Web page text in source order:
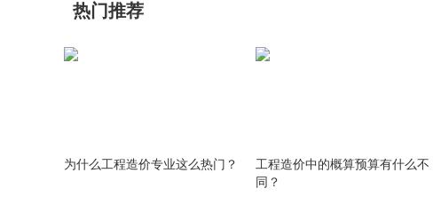
热门推荐
为什么工程造价专业这么热门？
工程造价中的概算预算有什么不
同？